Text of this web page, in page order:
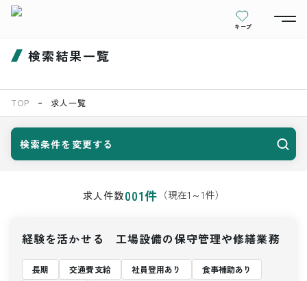
キープ
検索結果一覧
TOP 求人一覧
検索条件を変更する
求人件数001件 （現在1 ～1件）
経験を活かせる 工場設備の保守管理や修繕業務
長期 交通費支給 社員登用あり
食事補助あり